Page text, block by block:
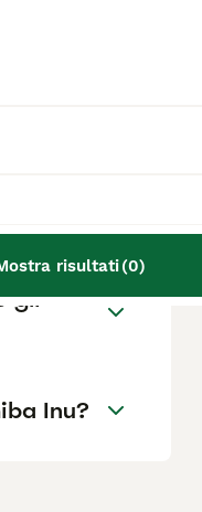
risultati(0)
gli
Inu?